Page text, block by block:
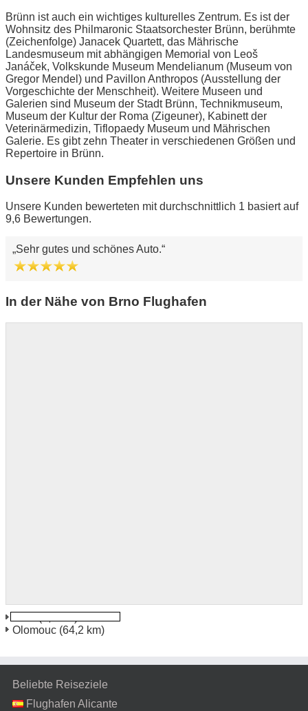
Brünn ist auch ein wichtiges kulturelles Zentrum. Es ist der
Wohnsitz des Philmaronic Staatsorchester Brünn, berühmte
(Zeichenfolge) Janacek Quartett, das Mährische
Landesmuseum mit abhängigen Memorial von Leoš
Janáček, Volkskunde Museum Mendelianum (Museum von
Gregor Mendel) und Pavillon Anthropos (Ausstellung der
Vorgeschichte der Menschheit). Weitere Museen und
Galerien sind Museum der Stadt Brünn, Technikmuseum,
Museum der Kultur der Roma (Zigeuner), Kabinett der
Veterinärmedizin, Tiflopaedy Museum und Mährischen
Galerie. Es gibt zehn Theater in verschiedenen Größen und
Repertoire in Brünn.
Unsere Kunden Empfehlen uns
Unsere Kunden bewerteten mit durchschnittlich 1 basiert auf
9,6 Bewertungen.
Sehr gutes und schönes Auto.
In der Nähe von Brno Flughafen
Olomouc (64,2 km)
Beliebte Reiseziele
Flughafen Alicante